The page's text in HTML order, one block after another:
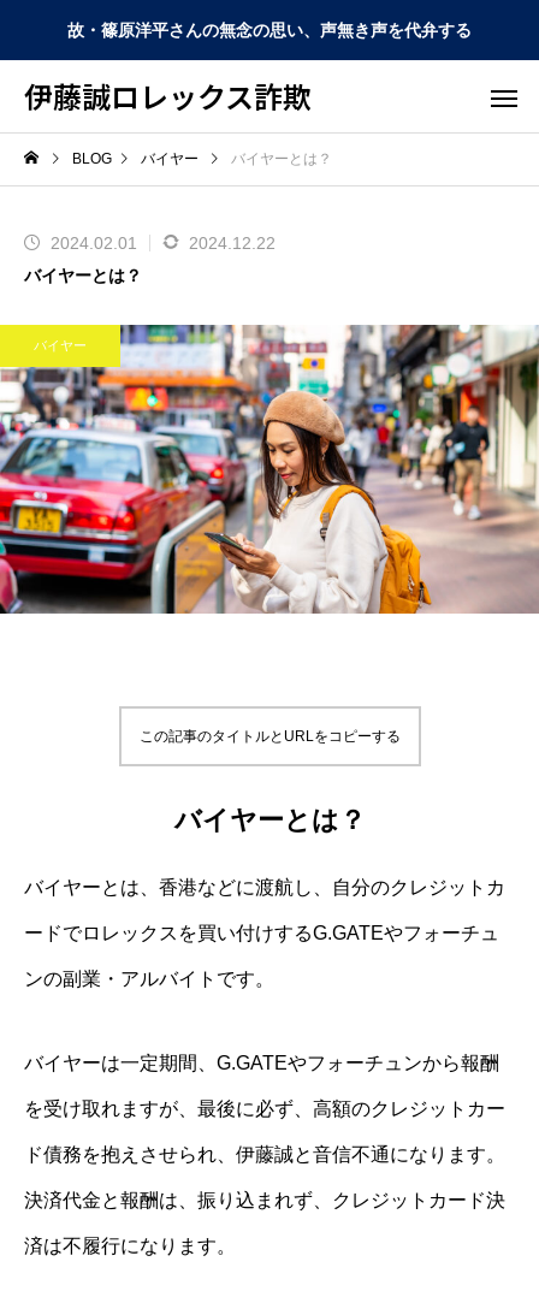
故・篠原洋平さんの無念の思い、声無き声を代弁する
伊藤誠ロレックス詐欺
BLOG バイヤー バイヤーとは？
2024.02.01
2024.12.22
バイヤーとは？
バイヤー
この記事のタイトルとURLをコピーする
バイヤーとは？
バイヤーとは、香港などに渡航し、自分のクレジットカ
ードでロレックスを買い付けするG.GATEやフォーチュ
ンの副業・アルバイトです。
バイヤーは一定期間、G.GATEやフォーチュンから報酬
を受け取れますが、最後に必ず、高額のクレジットカー
ド債務を抱えさせられ、伊藤誠と音信不通になります。
決済代金と報酬は、振り込まれず、クレジットカード決
済は不履行になります。